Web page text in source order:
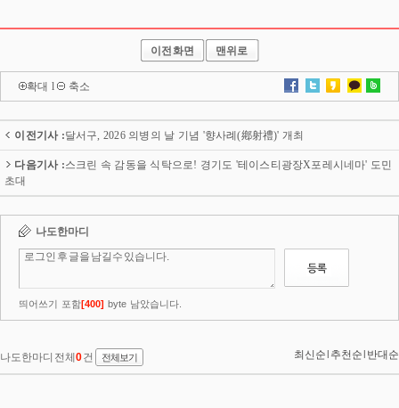
이전화면 맨위로
확대 l 축소
이전기사 :달서구, 2026 의병의 날 기념 '향사례(鄕射禮)' 개최
다음기사 :스크린 속 감동을 식탁으로! 경기도 '테이스티광장X포레시네마' 도민
초대